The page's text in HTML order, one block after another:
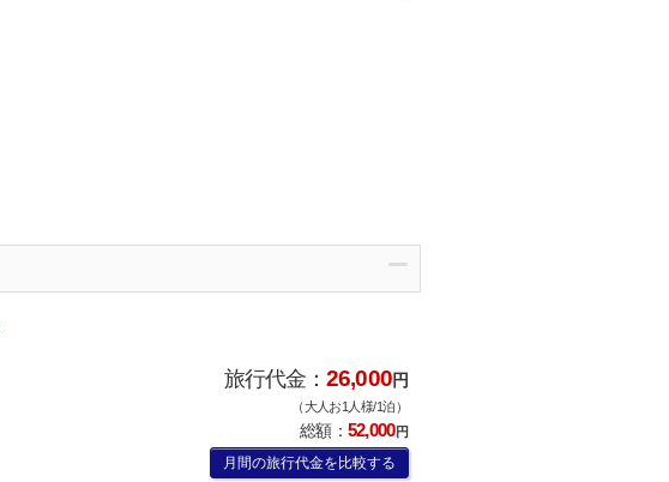
旅行代金：26,000円
（大人お1人様/1泊）
総額： 52,000円
月間の旅行代金を比較する